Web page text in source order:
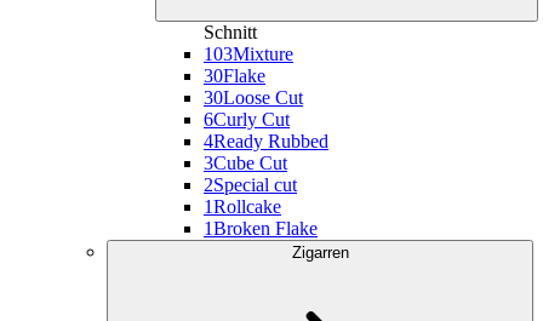
Schnitt
103Mixture
30Flake
30Loose Cut
6Curly Cut
4Ready Rubbed
3Cube Cut
2Special cut
1Rollcake
1Broken Flake
Zigarren